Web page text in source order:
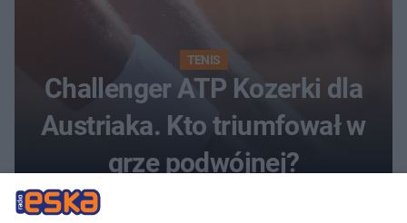
TENIS
Challenger ATP Kozerki dla
Austriaka. Kto triumfował w
grze podwójnej?